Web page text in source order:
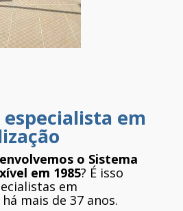
especialista em
o Sistema
em 1985? É isso
em
mais de 37 anos.